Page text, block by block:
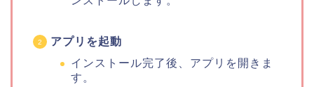
アプリを起動
インストール完了後、アプリを開きま
す。